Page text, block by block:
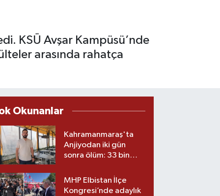
KSÜ Avşar Kampüsü’nde
arasında rahatça
Okunanlar
Kahramanmaraş'ta
Anjiyodan iki gün
sonra ölüm: 33 bin
savcılıkta
MHP Elbistan İlçe
Kongresi’nde adaylık